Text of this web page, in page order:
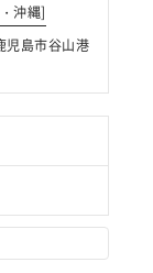
沖縄]
島市谷山港